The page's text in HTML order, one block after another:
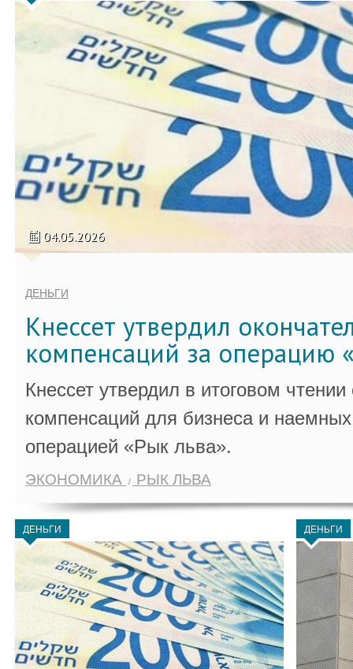
04.05.2026
ДЕНЬГИ
Кнессет утвердил
компенсаций за операцию
Кнессет утвердил в итоговом
компенсаций для бизнеса и
операцией «Рык льва».
ЭКОНОМИКА РЫК ЛЬВА
ДЕНЬГИ ДЕНЬГИ